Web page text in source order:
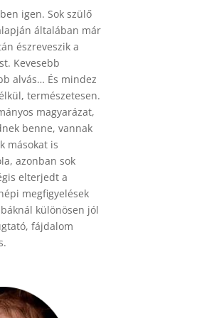
igen. Sok szülő
általában már
észreveszik a
Kevesebb
alvás… És mindez
természetesen.
magyarázat,
benne, vannak
másokat is
azonban sok
elterjedt a
megfigyelések
különösen jól
fájdalom